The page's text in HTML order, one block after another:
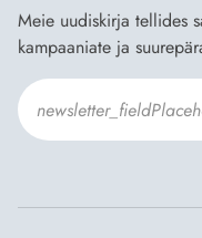
Meie uudiskirja tellides
kampaaniate ja